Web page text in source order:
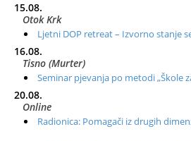
15.08.
Otok Krk
Ljetni DOP retreat – Izvorno stanje
16.08.
Tisno (Murter)
Seminar pjevanja po metodi „Škole
20.08.
Online
Radionica: Pomagači iz drugih